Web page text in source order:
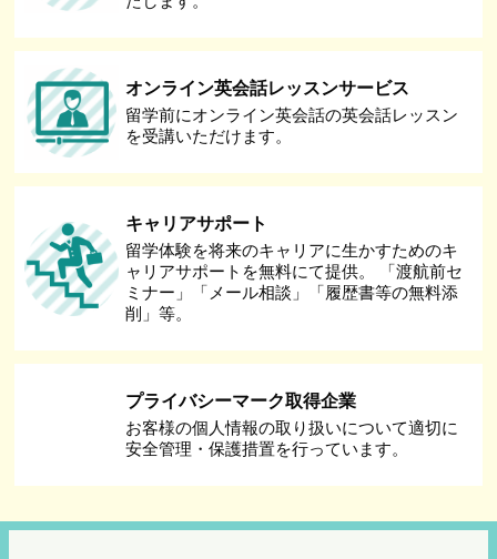
オンライン英会話レッスンサービス
留学前にオンライン英会話の英会話レッスン
を受講いただけます。
キャリアサポート
留学体験を将来のキャリアに生かすためのキ
ャリアサポートを無料にて提供。 「渡航前セ
ミナー」「メール相談」「履歴書等の無料添
削」等。
プライバシーマーク取得企業
お客様の個人情報の取り扱いについて適切に
安全管理・保護措置を行っています。